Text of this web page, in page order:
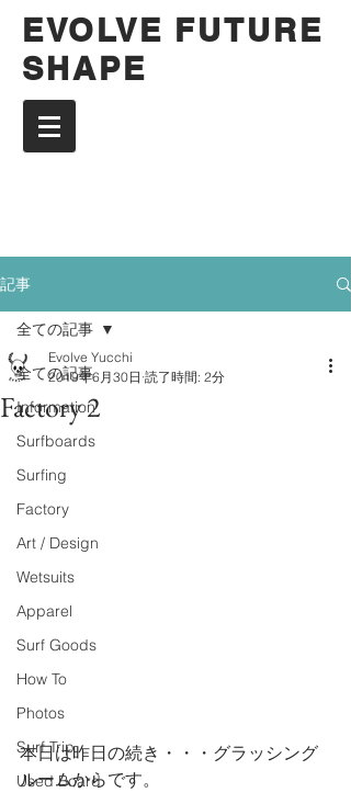
EVOLVE FUTURE
SHAPE
記事
全ての記事
Information
Surfboards
Surfing
Factory
Art / Design
Wetsuits
Apparel
Surf Goods
How To
Photos
Surf Trip
Used Board
全ての記事
Factory 2
Evolve Yucchi
2019年6月30日 読了時間: 2分
本日は昨日の続き・・・グラッシング
ルームからです。